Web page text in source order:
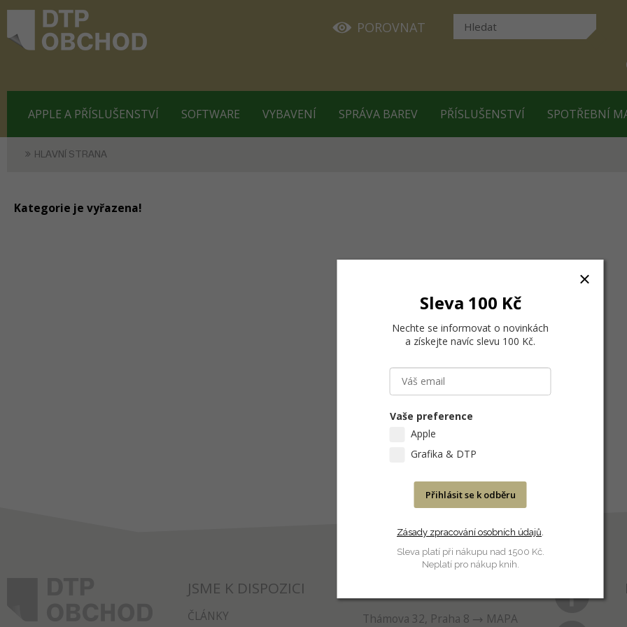
POROVNAT
APPLE A PŘÍSLUŠENSTVÍ SOFTWARE VYBAVENÍ SPRÁVA BAREV PŘÍSLUŠENSTVÍ SPOTŘEBNÍ
HLAVNÍ STRANA
Kategorie je vyřazena!
JSME K DISPOZICI
ČLÁNKY Thámova 32, Praha 8
MAPA
Sleva 100 Kč
Nechte se informovat o novinkách
a získejte navíc slevu 100 Kč.
Vaše preference
Apple
Grafika & DTP
Přihlásit se k odběru
Zásady zpracování osobních údajů.
Sleva platí při nákupu nad 1500 Kč.
Neplatí pro nákup knih.